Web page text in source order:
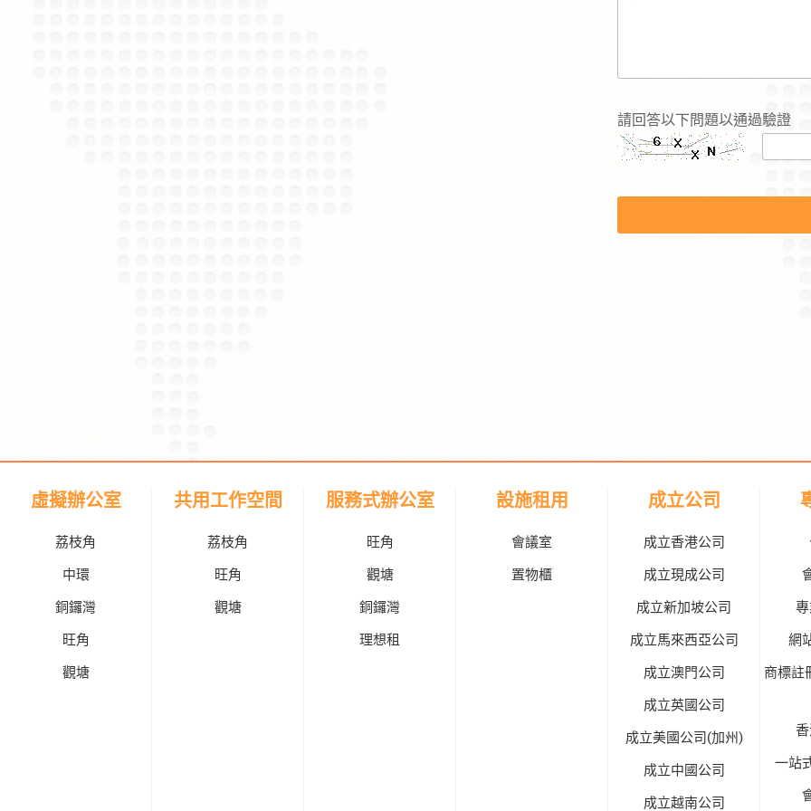
請回答以下問題以通過驗證
虛擬辦公室
荔枝角
中環
銅鑼灣
旺角
觀塘
共用工作空間
荔枝角
旺角
觀塘
服務式辦公室
旺角
觀塘
銅鑼灣
理想租
設施租用
會議室
置物櫃
成立公司
成立香港公司
成立現成公司
成立新加坡公司
成立馬來西亞公司
成立澳門公司
成立英國公司
成立美國公司(加州)
成立中國公司
成立越南公司
網
商標註
一站